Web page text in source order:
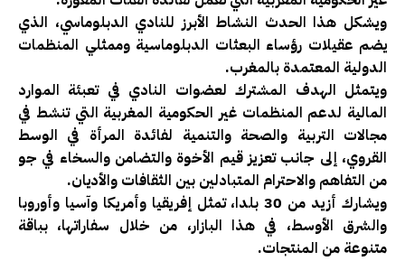
ويشكل هذا الحدث النشاط الأبرز للنادي الدبلوماسي، الذي
يضم عقيلات رؤساء البعثات الدبلوماسية وممثلي المنظمات
الدولية المعتمدة بالمغرب.
ويتمثل الهدف المشترك لعضوات النادي في تعبئة الموارد
المالية لدعم المنظمات غير الحكومية المغربية التي تنشط في
مجالات التربية والصحة والتنمية لفائدة المرأة في الوسط
القروي، إلى جانب تعزيز قيم الأخوة والتضامن والسخاء في جو
من التفاهم والاحترام المتبادلين بين الثقافات والأديان.
ويشارك أزيد من 30 بلدا، تمثل إفريقيا وأمريكا وآسيا وأوروبا
والشرق الأوسط، في هذا البازار، من خلال سفاراتها، بباقة
متنوعة من المنتجات.